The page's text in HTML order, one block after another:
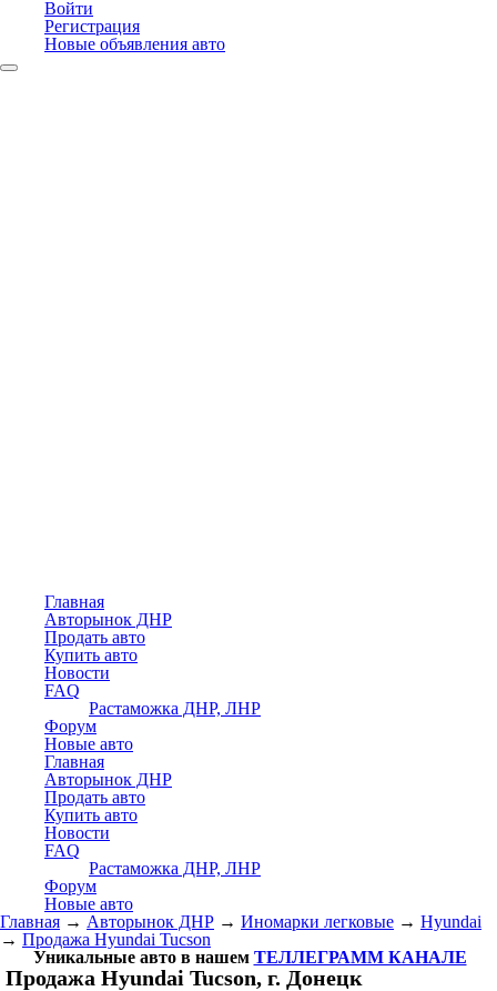
Войти
Регистрация
Новые объявления авто
Главная
Авторынок ДНР
Продать авто
Купить авто
Новости
FAQ
Растаможка ДНР, ЛНР
Форум
Новые авто
Главная
Авторынок ДНР
Продать авто
Купить авто
Новости
FAQ
Растаможка ДНР, ЛНР
Форум
Новые авто
Главная → Авторынок ДНР → Иномарки легковые → Hyundai
→ Продажа Hyundai Tucson
Уникальные авто в нашем ТЕЛЛЕГРАММ КАНАЛЕ
Продажа Hyundai Tucson, г. Донецк